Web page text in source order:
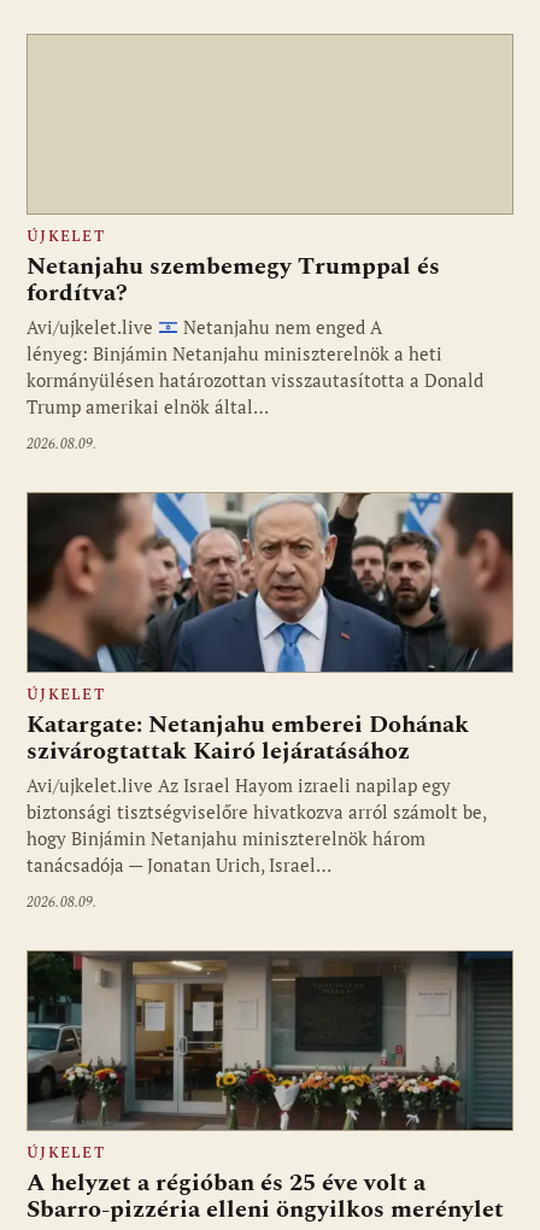
ÚJKELET
Netanjahu szembemegy Trumppal és
fordítva?
Avi/ujkelet.live
Netanjahu nem enged A
lényeg: Binjámin Netanjahu miniszterelnök a heti
kormányülésen határozottan visszautasította a Donald
Trump amerikai elnök által…
2026.08.09.
ÚJKELET
Katargate: Netanjahu emberei Dohának
szivárogtattak Kairó lejáratásához
Avi/ujkelet.live Az Israel Hayom izraeli napilap egy
biztonsági tisztségviselőre hivatkozva arról számolt be,
hogy Binjámin Netanjahu miniszterelnök három
tanácsadója — Jonatan Urich, Israel…
2026.08.09.
ÚJKELET
A helyzet a régióban és 25 éve volt a
Sbarro-pizzéria elleni öngyilkos merénylet